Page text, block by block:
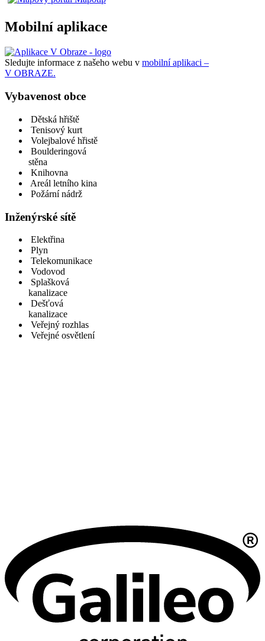
Mobilní aplikace
Sledujte informace z našeho webu v mobilní aplikaci –
V OBRAZE.
Vybavenost obce
Dětská hřiště
Tenisový kurt
Volejbalové hřistě
Boulderingová
stěna
Knihovna
Areál letního kina
Požární nádrž
Inženýrské sítě
Elektřina
Plyn
Telekomunikace
Vodovod
Splašková
kanalizace
Dešťová
kanalizace
Veřejný rozhlas
Veřejné osvětlení